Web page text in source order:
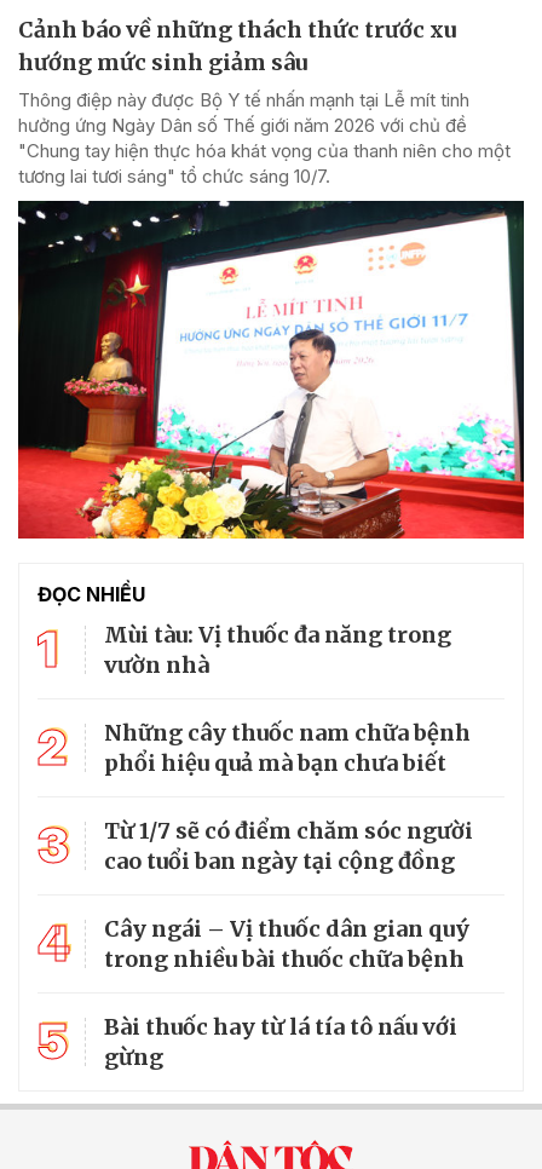
Cảnh báo về những thách thức trước xu
hướng mức sinh giảm sâu
Thông điệp này được Bộ Y tế nhấn mạnh tại Lễ mít tinh
hưởng ứng Ngày Dân số Thế giới năm 2026 với chủ đề
"Chung tay hiện thực hóa khát vọng của thanh niên cho một
tương lai tươi sáng" tổ chức sáng 10/7.
ĐỌC NHIỀU
1
Mùi tàu: Vị thuốc đa năng trong
vườn nhà
2
Những cây thuốc nam chữa bệnh
phổi hiệu quả mà bạn chưa biết
3
Từ 1/7 sẽ có điểm chăm sóc người
cao tuổi ban ngày tại cộng đồng
4
Cây ngái – Vị thuốc dân gian quý
trong nhiều bài thuốc chữa bệnh
5
Bài thuốc hay từ lá tía tô nấu với
gừng